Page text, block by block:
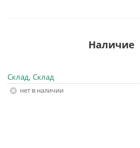
Наличие
Склад, Склад
Нет в наличии